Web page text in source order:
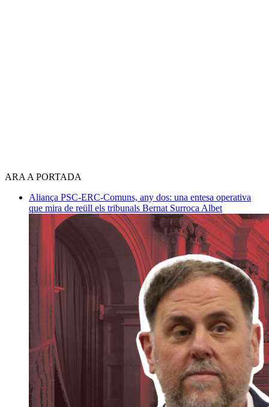
ARA A PORTADA
Aliança PSC-ERC-Comuns, any dos: una entesa operativa
que mira de reüll els tribunals Bernat Surroca Albet